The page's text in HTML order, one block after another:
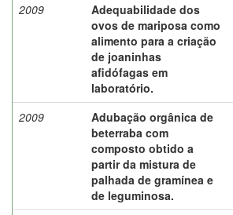
2009
Adequabilidade dos
ovos de mariposa como
alimento para a criação
de joaninhas
afidófagas em
laboratório.
2009
Adubação orgânica de
beterraba com
composto obtido a
partir da mistura de
palhada de gramínea e
de leguminosa.